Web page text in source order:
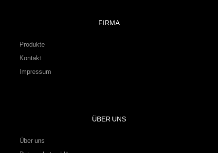
FIRMA
Produkte
Kontakt
Impressum
ÜBER UNS
Über uns